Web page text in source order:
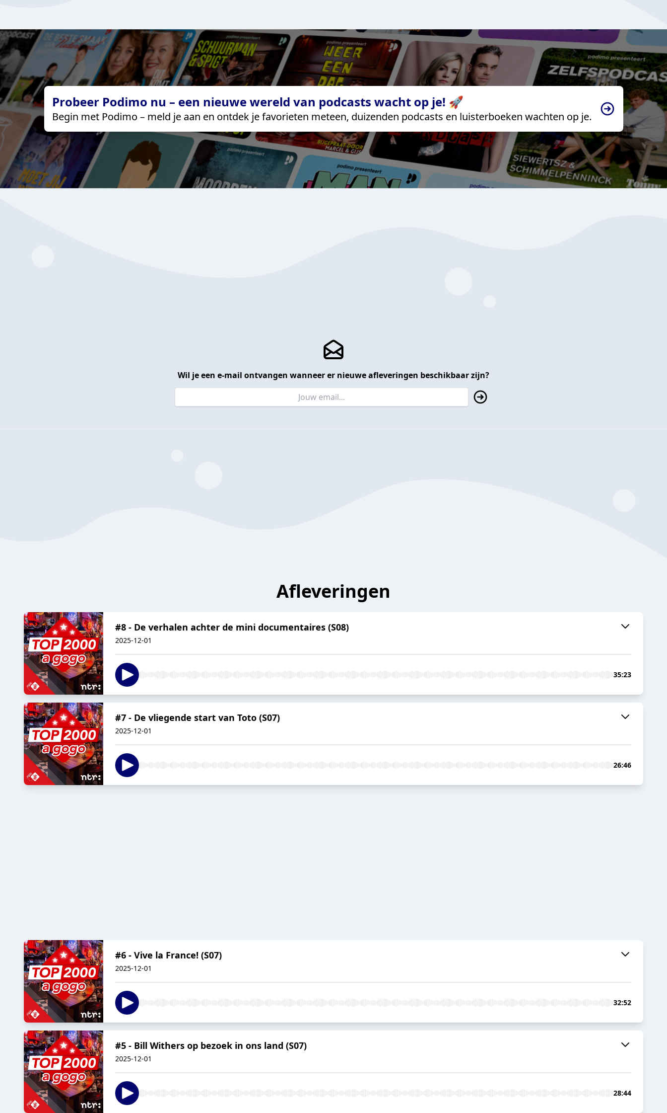
Probeer Podimo nu – een nieuwe wereld van podcasts wacht op je! 🚀
Begin met Podimo – meld je aan en ontdek je favorieten meteen, duizenden podcasts en luisterboeken wachten op je.
Wil je een e-mail ontvangen wanneer er nieuwe afleveringen beschikbaar zijn?
Afleveringen
#8 - De verhalen achter de mini documentaires (S08)
2025-12-01
35:23
#7 - De vliegende start van Toto (S07)
2025-12-01
26:46
#6 - Vive la France! (S07)
2025-12-01
32:52
#5 - Bill Withers op bezoek in ons land (S07)
2025-12-01
28:44